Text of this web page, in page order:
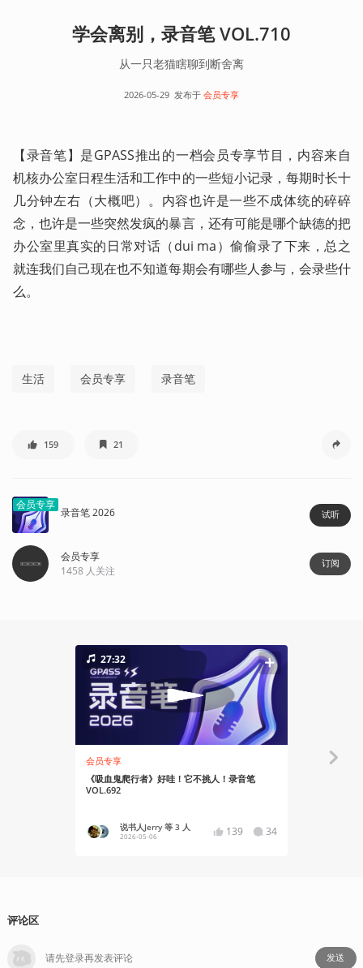
学会离别，录音笔 VOL.710
从一只老猫瞎聊到断舍离
2026-05-29 发布于 会员专享
【录音笔】是GPASS推出的一档会员专享节目，内容来自
机核办公室日程生活和工作中的一些短小记录，每期时长十
几分钟左右（大概吧）。内容也许是一些不成体统的碎碎
念，也许是一些突然发疯的暴言，还有可能是哪个缺德的把
办公室里真实的日常对话（dui ma）偷偷录了下来，总之
就连我们自己现在也不知道每期会有哪些人参与，会录些什
么。
生活 会员专享 录音笔
159 21
会员专享
录音笔 2026 试听
会员专享
1458 人关注
订阅
27:32
会员专享
《吸血鬼爬行者》好哇！它不挑人！录音笔
VOL.692
说书人Jerry 等 3 人
2026-05-06 139 34
会员专享
评论区
发送